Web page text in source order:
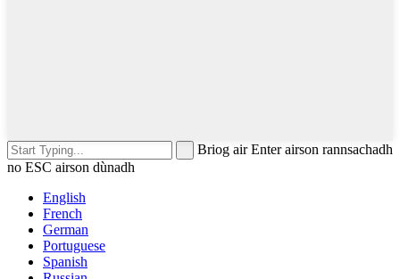
Briog air Enter airson rannsachadh
no ESC airson dùnadh
English
French
German
Portuguese
Spanish